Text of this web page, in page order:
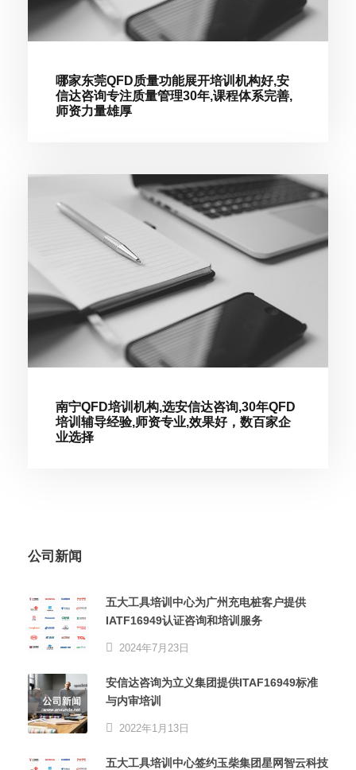
哪家东莞QFD质量功能展开培训机构好,安
信达咨询专注质量管理30年,课程体系完善,
师资力量雄厚
南宁QFD培训机构,选安信达咨询,30年QFD
培训辅导经验,师资专业,效果好，数百家企
业选择
公司新闻
五大工具培训中心为广州充电桩客户提供
IATF16949认证咨询和培训服务
2024年7月23日
安信达咨询为立义集团提供ITAF16949标准
与内审培训
2022年1月13日
五大工具培训中心签约玉柴集团星网智云科技